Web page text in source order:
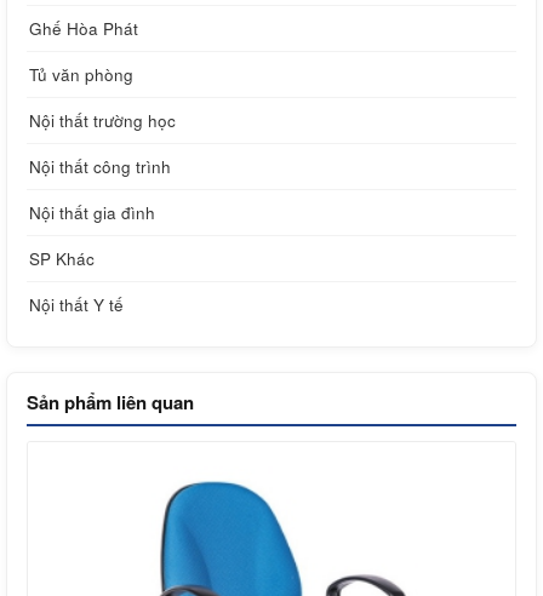
Ghế Hòa Phát
Tủ văn phòng
Nội thất trường học
Nội thất công trình
Nội thất gia đình
SP Khác
Nội thất Y tế
Sản phẩm liên quan